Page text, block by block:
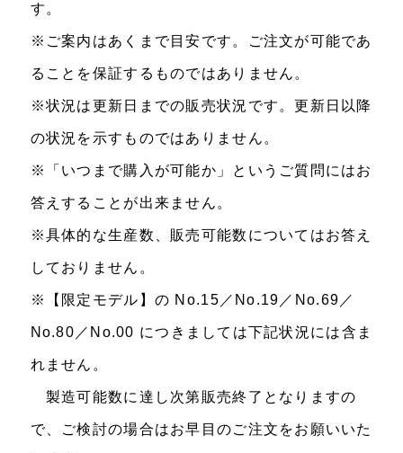
す。
※ご案内はあくまで目安です。ご注文が可能であ
ることを保証するものではありません。
※状況は更新日までの販売状況です。更新日以降
の状況を示すものではありません。
※「いつまで購入が可能か」というご質問にはお
答えすることが出来ません。
※具体的な生産数、販売可能数についてはお答え
しておりません。
※【限定モデル】の No.15／No.19／No.69／
No.80／No.00 につきましては下記状況には含ま
れません。
製造可能数に達し次第販売終了となりますの
で、ご検討の場合はお早目のご注文をお願いいた